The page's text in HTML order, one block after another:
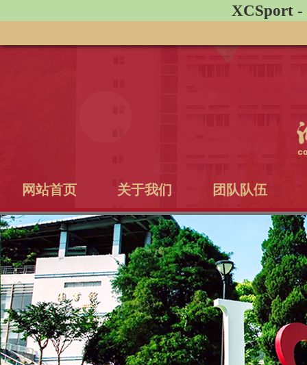
XCSport -
网站首页 关于我们 团队队伍